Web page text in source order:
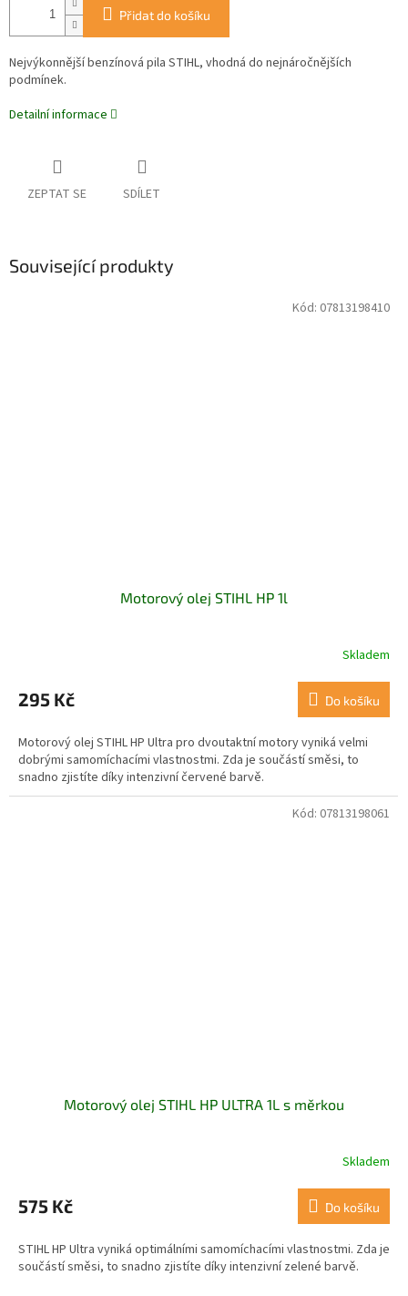
Přidat do košíku
Nejvýkonnější benzínová pila STIHL, vhodná do nejnáročnějších
podmínek.
Detailní informace
ZEPTAT SE SDÍLET
Související produkty
Motorový olej STIHL HP 1l
Skladem
295 Kč Do košíku
Motorový olej STIHL HP Ultra pro dvoutaktní motory vyniká velmi
dobrými samomíchacími vlastnostmi. Zda je součástí směsi, to
snadno zjistíte díky intenzivní červené barvě.
Kód: 07813198410
Motorový olej STIHL HP ULTRA 1L s měrkou
produktu
je
z
5
Skladem
575 Kč Do košíku
STIHL HP Ultra vyniká optimálními samomíchacími vlastnostmi. Zda je
součástí směsi, to snadno zjistíte díky intenzivní zelené barvě.
Kód: 07813198061